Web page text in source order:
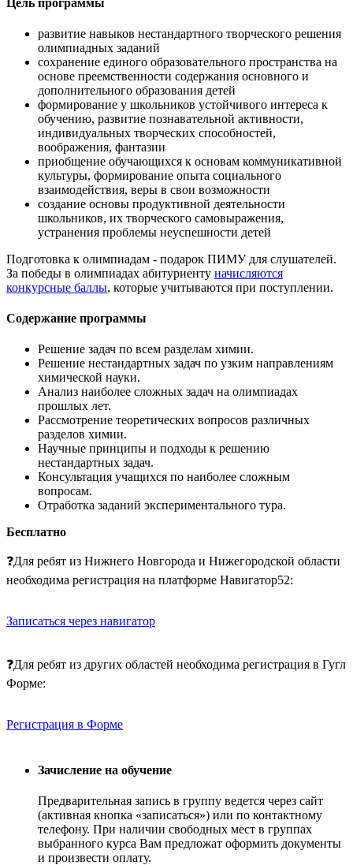
развитие навыков нестандартного творческого решения
олимпиадных заданий
сохранение единого образовательного пространства на
основе преемственности содержания основного и
дополнительного образования детей
формирование у школьников устойчивого интереса к
обучению, развитие познавательной активности,
индивидуальных творческих способностей,
воображения, фантазии
приобщение обучающихся к основам коммуникативной
культуры, формирование опыта социального
взаимодействия, веры в свои возможности
создание основы продуктивной деятельности
школьников, их творческого самовыражения,
устранения проблемы неуспешности детей
Подготовка к олимпиадам - подарок ПИМУ для слушателей.
За победы в олимпиадах абитуриенту начисляются
конкурсные баллы, которые учитываются при поступлении.
Содержание программы
Решение задач по всем разделам химии.
Решение нестандартных задач по узким направлениям
химической науки.
Анализ наиболее сложных задач на олимпиадах
прошлых лет.
Рассмотрение теоретических вопросов различных
разделов химии.
Научные принципы и подходы к решению
нестандартных задач.
Консультация учащихся по наиболее сложным
вопросам.
Отработка заданий экспериментального тура.
Бесплатно
❓Для ребят из Нижнего Новгорода и Нижегородской области
необходима регистрация на платформе Навигатор52:
Записаться через навигатор
❓Для ребят из других областей необходима регистрация в Гугл
Форме:
Регистрация в Форме
Зачисление на обучение
Предварительная запись в группу ведется через сайт
(активная кнопка «записаться») или по контактному
телефону. При наличии свободных мест в группах
выбранного курса Вам предложат оформить документы
и произвести оплату.